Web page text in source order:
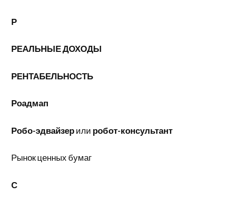
Р
РЕАЛЬНЫЕ ДОХОДЫ
РЕНТАБЕЛЬНОСТЬ
Роадмап
Робо-эдвайзерили робот-консультант
Рынок ценных бумаг
С